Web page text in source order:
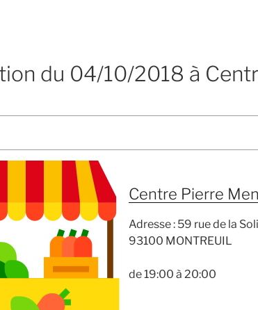
du 04/10/2018 à
Centre Pierre
Adresse : 59 rue de la
93100 MONTREUIL
de 19:00 à 20:00